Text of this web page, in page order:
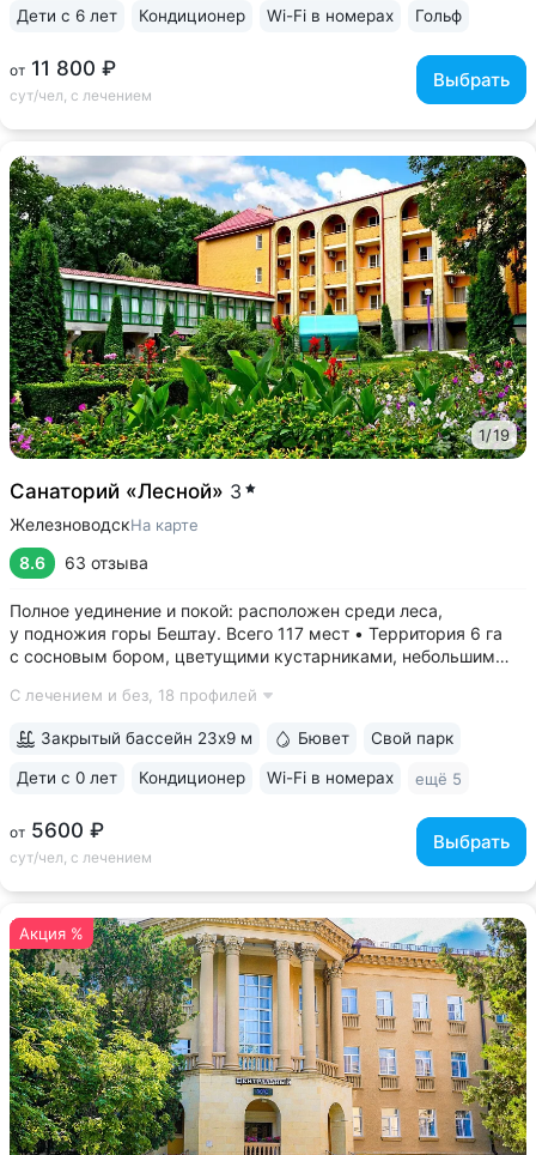
от 11 800 ₽
сут/чел, с лечением
Выбрать
Дети с 6 лет Кондиционер Wi-Fi в номерах Гольф
ещё 6
1/19
Санаторий «Лесной» 3
ЖелезноводскНа карте
8.6 63 отзыва
Полное уединение и покой: расположен среди леса,
у подножия горы Бештау. Всего 117 мест • Территория 6 га
с сосновым бором, цветущими кустарниками, небольшим
Собственная сеть терренкуров, проложенных по лесу
С лечением и без, 18 профилей
от 5600 ₽
сут/чел, с лечением
Выбрать
Закрытый бассейн 23х9 м Бювет Свой парк
Дети с 0 лет Кондиционер Wi-Fi в номерах ещё 5
Акция %